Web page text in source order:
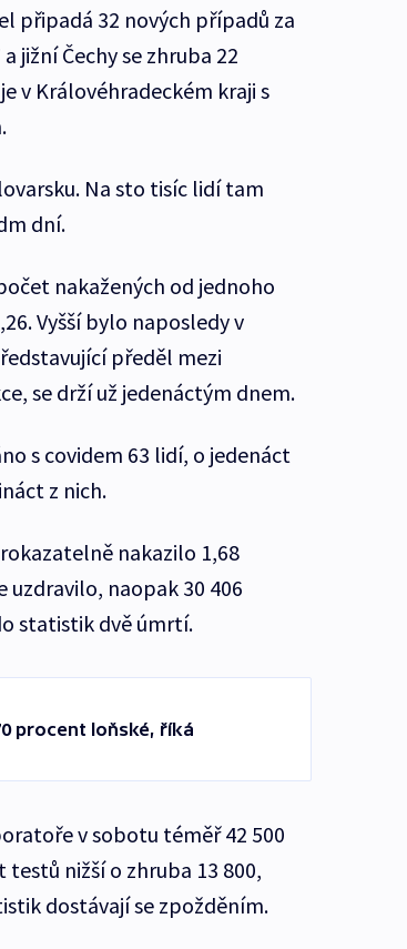
připadá 32 nových případů za
jižní Čechy se zhruba 22
v Královéhradeckém kraji s
Na sto tisíc lidí tam
dní.
nakažených od jednoho
Vyšší bylo naposledy v
předěl mezi
se drží už jedenáctým dnem.
s covidem 63 lidí, o jedenáct
z nich.
nakazilo 1,68
uzdravilo, naopak 30 406
statistik dvě úmrtí.
procent loňské, říká
v sobotu téměř 42 500
nižší o zhruba 13 800,
dostávají se zpožděním.